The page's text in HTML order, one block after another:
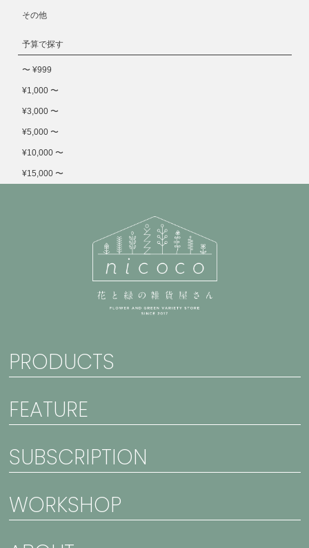
その他
予算で探す
〜 ¥999
¥1,000 〜
¥3,000 〜
¥5,000 〜
¥10,000 〜
¥15,000 〜
PRODUCTS
FEATURE
SUBSCRIPTION
WORKSHOP